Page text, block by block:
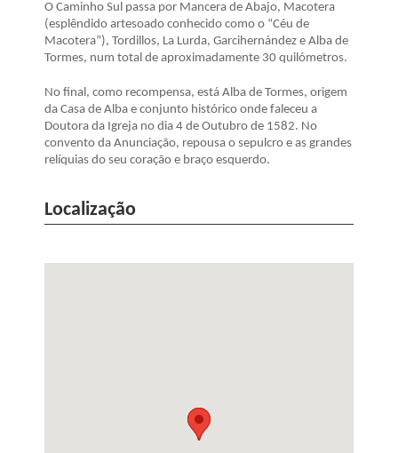
O Caminho Sul passa por Mancera de Abajo, Macotera
(esplêndido artesoado conhecido como o “Céu de
Macotera”), Tordillos, La Lurda, Garcihernández e Alba de
Tormes, num total de aproximadamente 30 quilómetros.
No final, como recompensa, está Alba de Tormes, origem
da Casa de Alba e conjunto histórico onde faleceu a
Doutora da Igreja no dia 4 de Outubro de 1582. No
convento da Anunciação, repousa o sepulcro e as grandes
relíquias do seu coração e braço esquerdo.
Localização